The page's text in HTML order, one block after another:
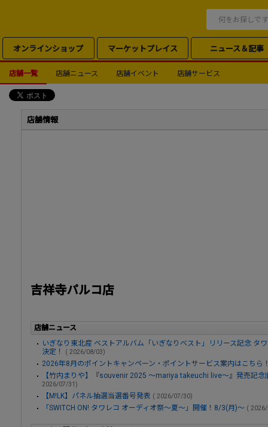
オンラインショップ マーケットプレイス ニュース＆記事
店舗一覧 店舗ニュース 店舗イベント 店舗サービス
店舗情報
吉祥寺パルコ店
店舗ニュース
いぎなり東北産 ベストアルバム「いぎなりベスト」リリース記念 タ
決定！
( 2026/08/03)
2026年8月のポイントキャンペーン・ポイントサービス案内はこちら
【竹内まりや】『souvenir 2025 ～mariya takeuchi live～』発売記
2026/07/31)
【M!LK】パネル抽選当選番号発表 ( 2026/07/30)
「SWITCH ON! タワレコ オーディオ祭～夏～」開催！8/3(月)～ (